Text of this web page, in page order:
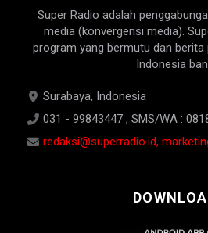
Super Radio adalah
media (konvergensi media).
program yang bermutu dan
Indonesia
Surabaya, Indonesia
031 - 99843447 , SMS/WA :
redaksi@superradio.id,